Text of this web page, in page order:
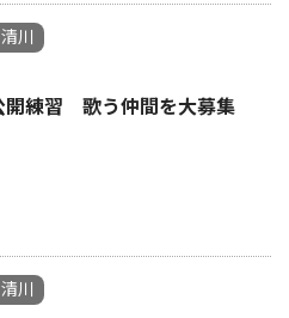
川
開練習 歌う仲間を大募集
川